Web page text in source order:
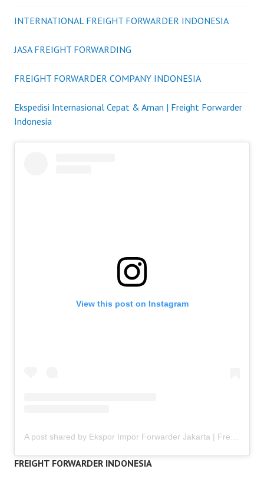
INTERNATIONAL FREIGHT FORWARDER INDONESIA
JASA FREIGHT FORWARDING
FREIGHT FORWARDER COMPANY INDONESIA
Ekspedisi Internasional Cepat & Aman | Freight Forwarder
Indonesia
View this post on Instagram
FREIGHT FORWARDER INDONESIA